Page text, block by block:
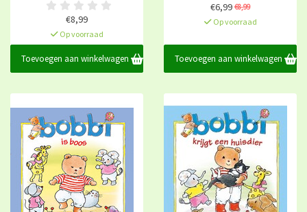
€8,99
Op voorraad
Toevoegen aan winkelwagen
€6,99 €8,99
Op voorraad
Toevoegen aan winkelwagen